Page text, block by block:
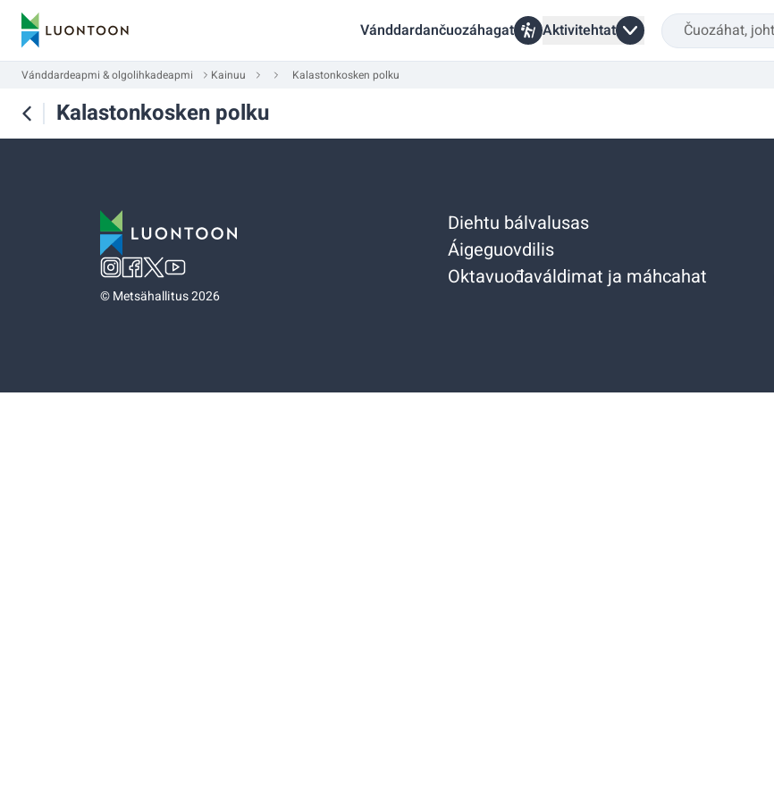
Vánddardančuozáhagat Aktivitehtat
Vánddardeapmi & olgolihkadeapmi Kainuu Kalastonkosken polku
Kalastonkosken polku
©Metsähallitus 2026
Diehtu bálvalusas
Áigeguovdilis
Oktavuođaváldimat ja máhcahat